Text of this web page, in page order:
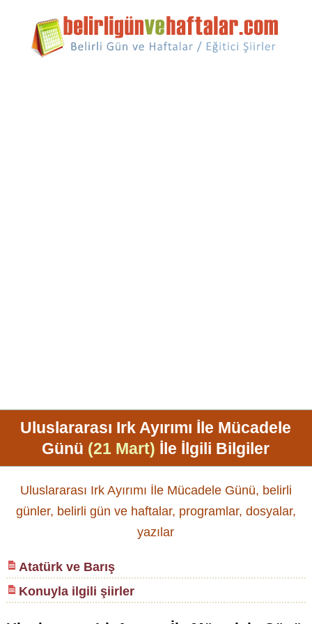
Uluslararası Irk Ayırımı İle Mücadele
Günü (21 Mart) İle İlgili Bilgiler
Uluslararası Irk Ayırımı İle Mücadele Günü, belirli
günler, belirli gün ve haftalar, programlar, dosyalar,
yazılar
Atatürk ve Barış
Konuyla ilgili şiirler